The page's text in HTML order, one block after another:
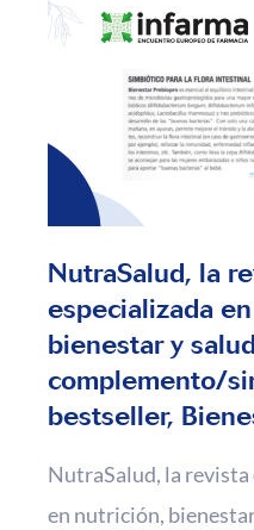
NutraSalud, la
especializada
bienestar y
complemento/
bestseller,
NutraSalud, la revista
en nutrición,